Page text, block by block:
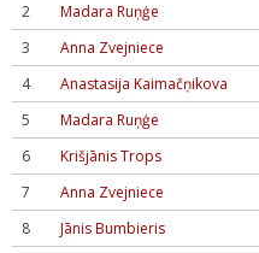
2
Madara Ruņģe
3
Anna Zvejniece
4
Anastasija Kaimačņikova
5
Madara Ruņģe
6
Krišjānis Trops
7
Anna Zvejniece
8
Jānis Bumbieris